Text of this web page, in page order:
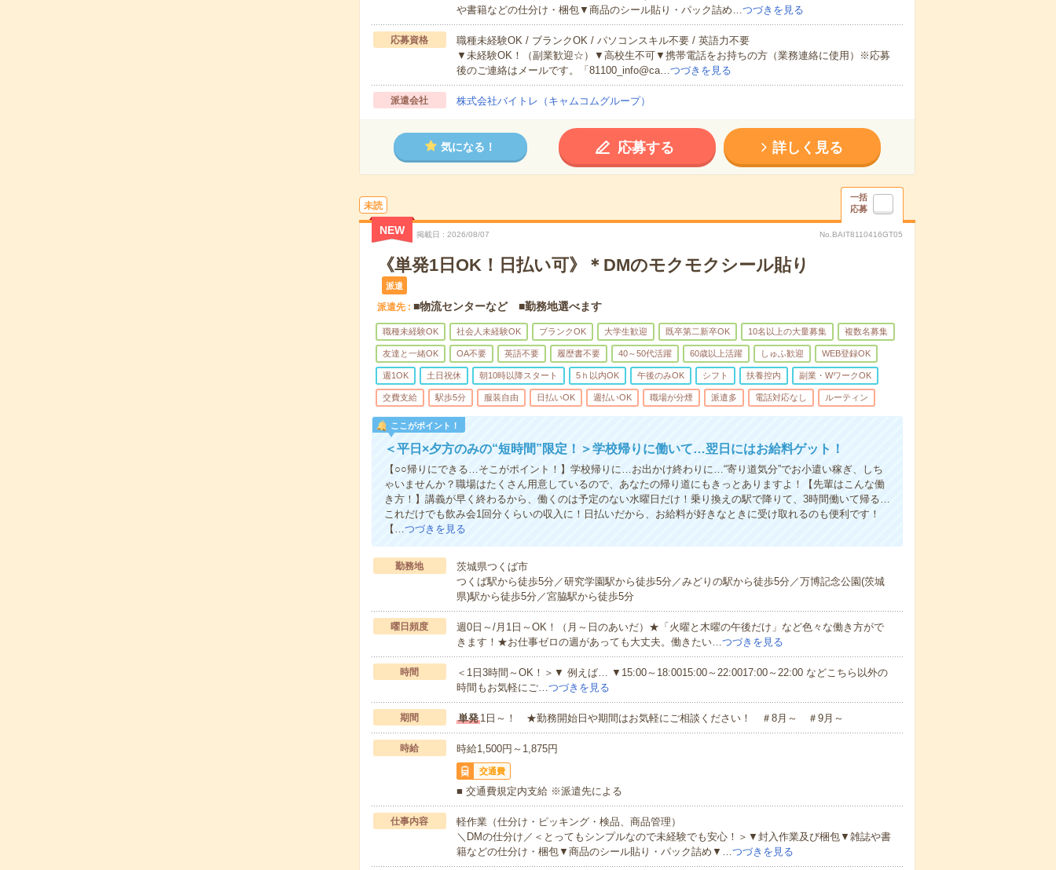
や書籍などの仕分け・梱包▼商品のシール貼り・パック詰め…つづきを見る
応募資格
職種未経験OK / ブランクOK / パソコンスキル不要 / 英語力不要
▼未経験OK！（副業歓迎☆）▼高校生不可▼携帯電話をお持ちの方（業務連絡に使用）※応募
後のご連絡はメールです。「81100_info@ca…つづきを見る
派遣会社 株式会社バイトレ（キャムコムグループ）
気になる！ 応募する 詳しく見る
未読
一括
応募
NEW 掲載日 2026/08/07 No.BAIT8110416GT05
《単発1日OK！日払い可》＊DMのモクモクシール貼り
派遣
派遣先 ■物流センターなど ■勤務地選べます
職種未経験OK 社会人未経験OK ブランクOK 大学生歓迎 既卒第二新卒OK 10名以上の大量募集 複数名募集
友達と一緒OK OA不要 英語不要 履歴書不要 40～50代活躍 60歳以上活躍 しゅふ歓迎 WEB登録OK
週1OK 土日祝休 朝10時以降スタート 5ｈ以内OK 午後のみOK シフト 扶養控内 副業・WワークOK
交費支給 駅歩5分 服装自由 日払いOK 週払いOK 職場が分煙 派遣多 電話対応なし ルーティン
ここがポイント！
＜平日×夕方のみの“短時間”限定！＞学校帰りに働いて…翌日にはお給料ゲット！
【○○帰りにできる…そこがポイント！】学校帰りに…お出かけ終わりに…“寄り道気分”でお小遣い稼ぎ、しち
ゃいませんか？職場はたくさん用意しているので、あなたの帰り道にもきっとありますよ！【先輩はこんな働
き方！】講義が早く終わるから、働くのは予定のない水曜日だけ！乗り換えの駅で降りて、3時間働いて帰る…
これだけでも飲み会1回分くらいの収入に！日払いだから、お給料が好きなときに受け取れるのも便利です！
【…つづきを見る
勤務地
茨城県つくば市
つくば駅から徒歩5分／研究学園駅から徒歩5分／みどりの駅から徒歩5分／万博記念公園(茨城
県)駅から徒歩5分／宮脇駅から徒歩5分
曜日頻度
週0日～/月1日～OK！（月～日のあいだ）★「火曜と木曜の午後だけ」など色々な働き方がで
きます！★お仕事ゼロの週があっても大丈夫。働きたい…つづきを見る
時間
＜1日3時間～OK！＞▼ 例えば… ▼15:00～18:0015:00～22:0017:00～22:00 などこちら以外の
時間もお気軽にご…つづきを見る
期間 単発1日～！ ★勤務開始日や期間はお気軽にご相談ください！ ＃8月～ ＃9月～
時給 時給1,500円～1,875円
交通費
■ 交通費規定内支給 ※派遣先による
仕事内容
軽作業（仕分け・ピッキング・検品、商品管理）
＼DMの仕分け／＜とってもシンプルなので未経験でも安心！＞▼封入作業及び梱包▼雑誌や書
籍などの仕分け・梱包▼商品のシール貼り・パック詰め▼…つづきを見る